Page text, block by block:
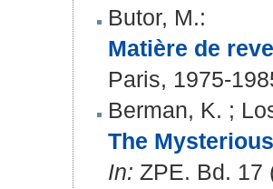
Butor, M.:
Matière de
Paris, 1975-
Berman, K. ;
The
In: ZPE. Bd. 17